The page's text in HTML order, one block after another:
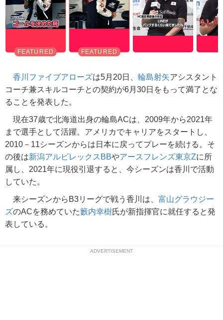
香川ファイブアローズは5月20日、 輪島射矢アシスタント
コーチ兼スキルコーチとの契約が6月30日をもって満了とな
ることを発表した。
現在37歳で北海道出身の輪島ACは、2009年から2021年
まで選手として活躍。アメリカでキャリアをスタートし、
2010－11シーズンからは日本に戻ってプレーを続ける。そ
の後は新潟アルビレックスBBやアースフレンズ東京Zに所
属し、2021年に現役引退すると、今シーズンは香川で活動
していた。
来シーズンからB3リーグで戦う香川は、 富山グラウジー
ズのACを務めていた籔内幸樹氏が新指揮官に就任すると発
表している。
ADVERTISEMENT